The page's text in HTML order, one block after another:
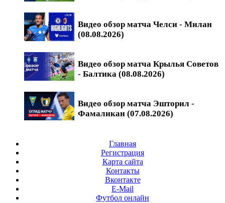
Видео обзор матча Челси - Милан
(08.08.2026)
Видео обзор матча Крылья Советов
- Балтика (08.08.2026)
Видео обзор матча Эшторил -
Фамаликан (07.08.2026)
Главная
Регистрация
Карта сайта
Контакты
Вконтакте
E-Mail
Футбол онлайн